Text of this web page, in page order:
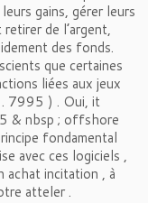
gains, gérer leurs
de l’argent,
des fonds.
que certaines
liées aux jeux
7995 ) . Oui, it
& nbsp ; offshore
fondamental
avec ces logiciels ,
achat incitation , à
atteler .